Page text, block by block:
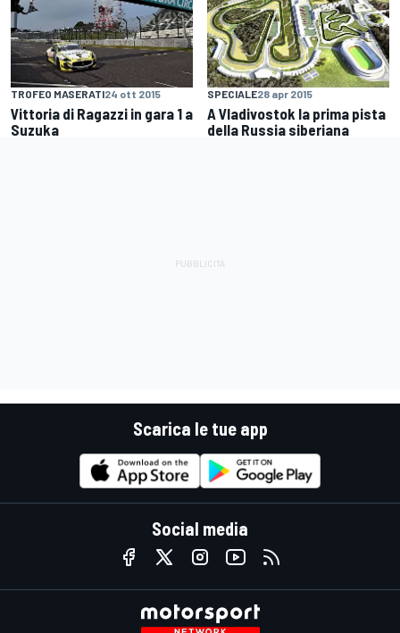
TROFEO MASERATI24 ott 2015
Vittoria di Ragazzi in gara 1 a
Suzuka
SPECIALE28 apr 2015
A Vladivostok la prima pista
della Russia siberiana
Scarica le tue app
Social media